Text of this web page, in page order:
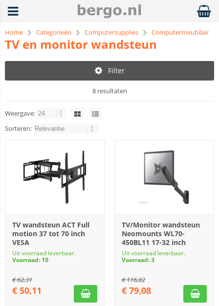
Home Categorieën Computersupplies Computermeubilair
TV en monitor wandsteun
Filter
8 resultaten
Weergave:
Sorteren:
TV wandsteun ACT Full
motion 37 tot 70 inch
VESA
Uit voorraad leverbaar.
Voorraad: 10
€62,31
€ 50,11
TV/Monitor wandsteun
Neomounts WL70-
450BL11 17-32 inch
Uit voorraad leverbaar.
Voorraad: 3
€116,82
€ 79,08